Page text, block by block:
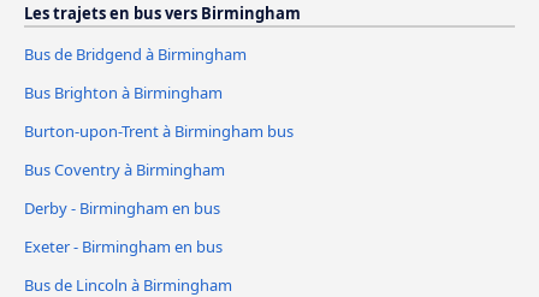
Les trajets en bus vers Birmingham
Bus de Bridgend à Birmingham
Bus Brighton à Birmingham
Burton-upon-Trent à Birmingham bus
Bus Coventry à Birmingham
Derby - Birmingham en bus
Exeter - Birmingham en bus
Bus de Lincoln à Birmingham